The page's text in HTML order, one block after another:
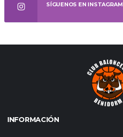
SÍGUENOS EN INSTAGRAM
INFORMACIÓN